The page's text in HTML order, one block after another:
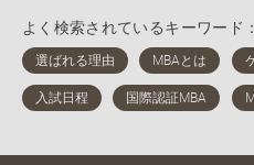
よく検索されているキーワード：